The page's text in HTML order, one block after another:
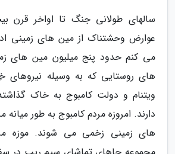
سالهای طولانی جنگ تا اواخر قرن
عوارض وحشتناک از مین های زمینی
می کنم حدود پنج میلیون مین های
های روستایی که به وسیله نیروهای
ویتنام و دولت کامبوج به خاک
های زمینی زخمی می شوند. موزه